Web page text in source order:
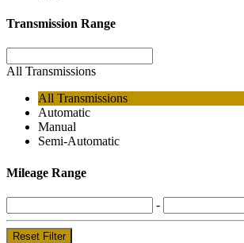
Transmission Range
All Transmissions
All Transmissions
Automatic
Manual
Semi-Automatic
Mileage Range
-
Reset Filter